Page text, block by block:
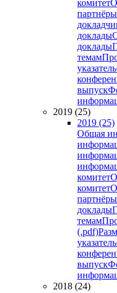
комитет
партнёры
доклады
доклады
темам
указатель
выпуск
2019 (25)
2019 (25)
Общая
комитет
комитет
партнёры
доклады
темам
(.pdf)
указатель
выпуск
2018 (24)